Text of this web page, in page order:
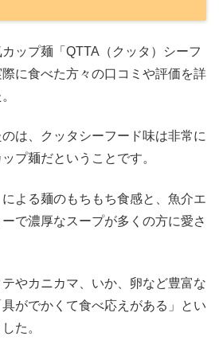
ップ麺「QTTA（クッタ）シーフ
に食べた方々の口コミや評価を詳
は、クッタシーフード味は非常に
プ麺だということです。
よる麺のもちもち食感と、魚介エ
で濃厚なスープが多くの方に愛さ
やカニカマ、いか、卵など豊富な
がでかくて食べ応えがある」とい
た。